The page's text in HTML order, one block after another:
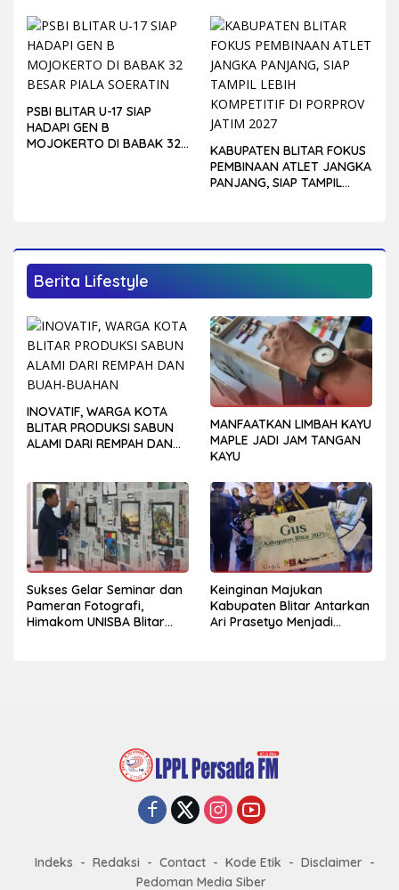
PSBI BLITAR U-17 SIAP
HADAPI GEN B
MOJOKERTO DI BABAK 32
KABUPATEN BLITAR FOKUS
PEMBINAAN ATLET JANGKA
PANJANG, SIAP TAMPIL
Berita Lifestyle
INOVATIF, WARGA KOTA
BLITAR PRODUKSI SABUN
ALAMI DARI REMPAH DAN
MANFAATKAN LIMBAH KAYU
MAPLE JADI JAM TANGAN
KAYU
Sukses Gelar Seminar dan
Pameran Fotografi,
Himakom UNISBA Blitar
Keinginan Majukan
Kabupaten Blitar Antarkan
Ari Prasetyo Menjadi
Indeks Redaksi Contact Kode Etik
Disclaimer
Pedoman Media Siber